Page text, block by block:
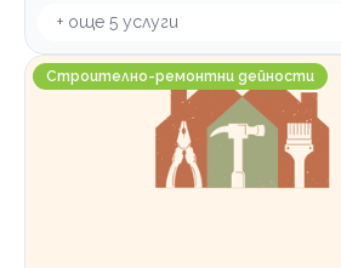
+ още 5 услуги
Довършителни ремонтни
Строително-ремонтни дейности